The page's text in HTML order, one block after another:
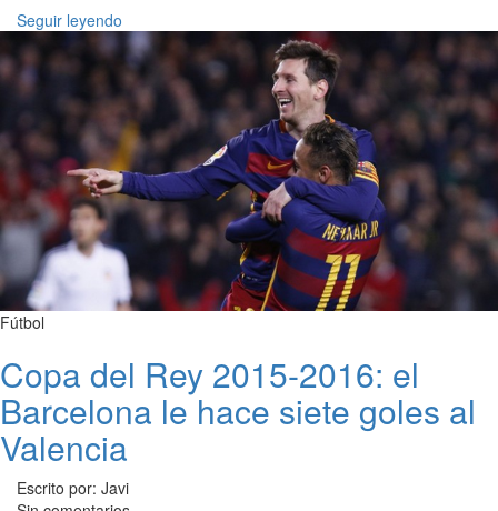
Seguir leyendo
Fútbol
Copa del Rey 2015-2016: el
Barcelona le hace siete goles al
Valencia
Escrito por: Javi